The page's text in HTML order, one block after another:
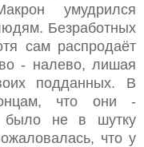
умудрился
Безработных
сам распродаёт
- налево, лишая
подданных. В
что они -
было не в шутку
что у